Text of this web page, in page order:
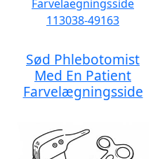
Sød Phlebotomist
Med En Patient
Farvelægningsside